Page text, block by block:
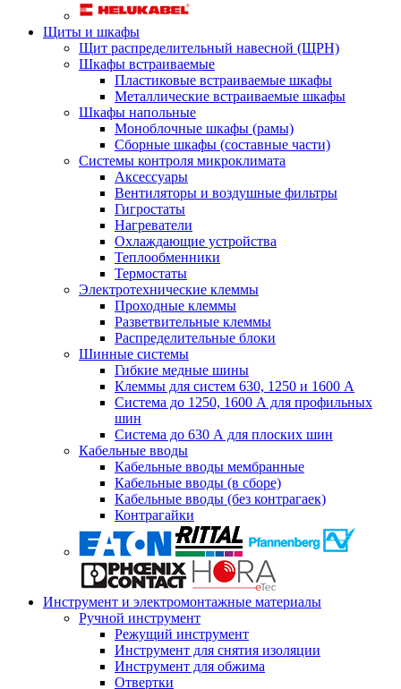
Щиты и шкафы
Щит распределительный навесной (ЩРН)
Шкафы встраиваемые
Пластиковые встраиваемые шкафы
Металлические встраиваемые шкафы
Шкафы напольные
Моноблочные шкафы (рамы)
Сборные шкафы (составные части)
Системы контроля микроклимата
Аксессуары
Вентиляторы и воздушные фильтры
Гигростаты
Нагреватели
Охлаждающие устройства
Теплообменники
Термостаты
Электротехнические клеммы
Проходные клеммы
Разветвительные клеммы
Распределительные блоки
Шинные системы
Гибкие медные шины
Клеммы для систем 630, 1250 и 1600 А
Система до 1250, 1600 А для профильных
шин
Система до 630 А для плоских шин
Кабельные вводы
Кабельные вводы мембранные
Кабельные вводы (в сборе)
Кабельные вводы (без контрагаек)
Контрагайки
Инструмент и электромонтажные материалы
Ручной инструмент
Режущий инструмент
Инструмент для снятия изоляции
Инструмент для обжима
Отвертки